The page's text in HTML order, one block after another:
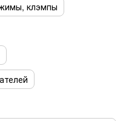
клэмпы